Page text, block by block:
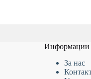
Информации
За нас